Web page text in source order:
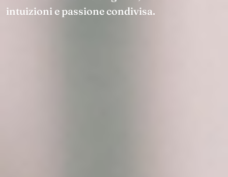
intuizioni e passione condivisa.